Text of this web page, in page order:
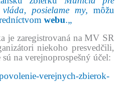
posielame my, môžu
webu.„
je zaregistrovaná na MV SR
niekoho presvedčili,
na verejnoprospešný účel:
verejnych-zbierok-